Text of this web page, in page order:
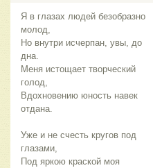
Я в глазах людей безобразно
молод,
Но внутри исчерпан, увы, до
дна.
Меня истощает творческий
голод,
Вдохновению юность навек
отдана.
Уже и не счесть кругов под
глазами,
Под яркою краской моя